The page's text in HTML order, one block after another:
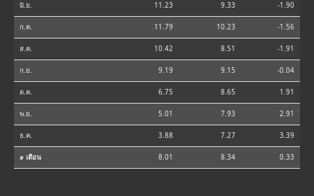
มิ.ย. 11.23 9.33 -1.90
ก.ค. 11.79 10.23 -1.56
ส.ค. 10.42 8.51 -1.91
ก.ย. 9.19 9.15 -0.04
ต.ค. 6.75 8.65 1.91
พ.ย. 5.01 7.93 2.91
ธ.ค. 3.88 7.27 3.39
⌀ เดือน 8.01 8.34 0.33